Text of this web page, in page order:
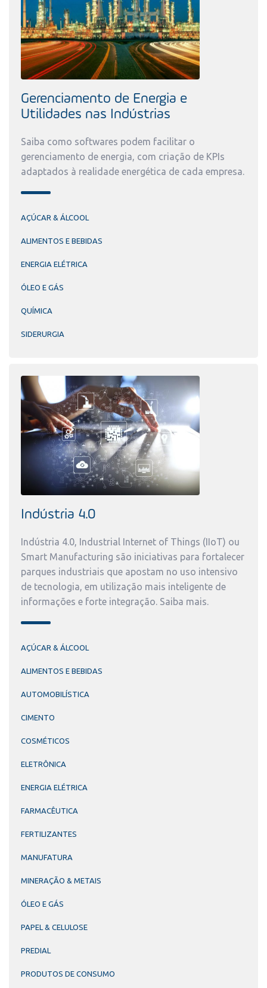
Gerenciamento de Energia e
Utilidades nas Indústrias
Saiba como softwares podem facilitar o
gerenciamento de energia, com criação de KPIs
adaptados à realidade energética de cada empresa.
AÇÚCAR & ÁLCOOL
ALIMENTOS E BEBIDAS
ENERGIA ELÉTRICA
ÓLEO E GÁS
QUÍMICA
SIDERURGIA
Indústria 4.0
Indústria 4.0, Industrial Internet of Things (IIoT) ou
Smart Manufacturing são iniciativas para fortalecer
parques industriais que apostam no uso intensivo
de tecnologia, em utilização mais inteligente de
informações e forte integração. Saiba mais.
AÇÚCAR & ÁLCOOL
ALIMENTOS E BEBIDAS
AUTOMOBILÍSTICA
CIMENTO
COSMÉTICOS
ELETRÔNICA
ENERGIA ELÉTRICA
FARMACÊUTICA
FERTILIZANTES
MANUFATURA
MINERAÇÃO & METAIS
ÓLEO E GÁS
PAPEL & CELULOSE
PREDIAL
PRODUTOS DE CONSUMO